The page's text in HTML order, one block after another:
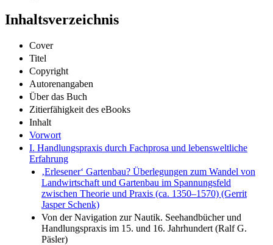
Inhaltsverzeichnis
Cover
Titel
Copyright
Autorenangaben
Über das Buch
Zitierfähigkeit des eBooks
Inhalt
Vorwort
I. Handlungspraxis durch Fachprosa und lebensweltliche
Erfahrung
‚Erlesener‘ Gartenbau? Überlegungen zum Wandel von
Landwirtschaft und Gartenbau im Spannungsfeld
zwischen Theorie und Praxis (ca. 1350–1570) (Gerrit
Jasper Schenk)
Von der Navigation zur Nautik. Seehandbücher und
Handlungspraxis im 15. und 16. Jahrhundert (Ralf G.
Päsler)